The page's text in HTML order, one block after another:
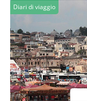
Diari di viaggio